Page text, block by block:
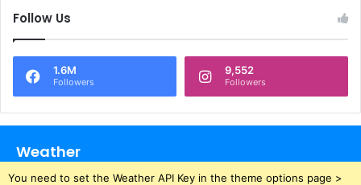
Follow Us
1.6M
Followers
9,552
Followers
Weather
You need to set the Weather API Key in the theme options page >